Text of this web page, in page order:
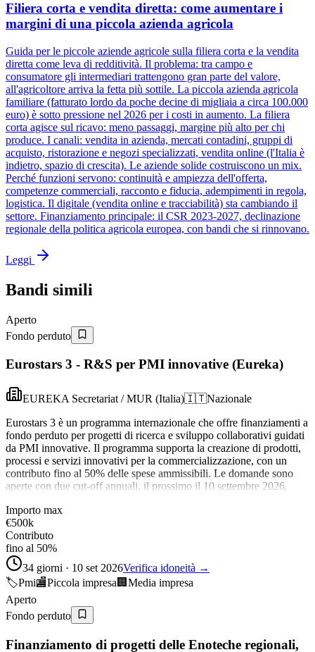
Filiera corta e vendita diretta: come aumentare i
margini di una piccola azienda agricola
Guida per le piccole aziende agricole sulla filiera corta e la vendita
diretta come leva di redditività. Il problema: tra campo e
consumatore gli intermediari trattengono gran parte del valore,
all'agricoltore arriva la fetta più sottile. La piccola azienda agricola
familiare (fatturato lordo da poche decine di migliaia a circa 100.000
euro) è sotto pressione nel 2026 per i costi in aumento. La filiera
corta agisce sul ricavo: meno passaggi, margine più alto per chi
produce. I canali: vendita in azienda, mercati contadini, gruppi di
acquisto, ristorazione e negozi specializzati, vendita online (l'Italia è
indietro, spazio di crescita). Le aziende solide costruiscono un mix.
Perché funzioni servono: continuità e ampiezza dell'offerta,
competenze commerciali, racconto e fiducia, adempimenti in regola,
logistica. Il digitale (vendita online e tracciabilità) sta cambiando il
settore. Finanziamento principale: il CSR 2023-2027, declinazione
regionale della politica agricola europea, con bandi che si rinnovano.
Leggi
Bandi simili
Aperto
Fondo perduto
Eurostars 3 - R&S per PMI innovative (Eureka)
EUREKA Secretariat / MUR (Italia)🇮🇹Nazionale
Eurostars 3 è un programma internazionale che offre finanziamenti a
fondo perduto per progetti di ricerca e sviluppo collaborativi guidati
da PMI innovative. Il programma supporta la creazione di prodotti,
processi e servizi innovativi per la commercializzazione, con un
contributo fino al 50% delle spese ammissibili. Le domande sono
aperte con due cut-off annuali, il prossimo il 10 settembre 2026.
Importo max
€500k
Contributo
fino al 50%
34 giorni · 10 set 2026Verifica idoneità →
🏷️Pmi🏬Piccola impresa 🏢 Media impresa
Aperto
Fondo perduto
Finanziamento di progetti delle Enoteche regionali,